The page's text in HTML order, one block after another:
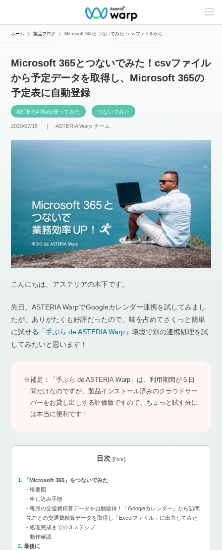
C
n
e
s
ホーム 製品ブログ Microsoft 365とつないでみた！csvファイルから...
Microsoft 365とつないでみた！csvファイル
から予定データを取得し、Microsoft 365の
予定表に自動登録
ASTERIA Warp使ってみた つないでみた
2020/07/15 ｜ASTERIA Warp チーム
こんにちは、アステリアの木下です。
先日、ASTERIA WarpでGoogleカレンダー連携を試してみまし
たが、ありがたくも好評だったので、味を占めてさくっと簡単
に試せる「手ぶら de ASTERIA Warp 」環境で別の連携処理を試
してみたいと思います！
※補足：「手ぶら de ASTERIA Warp」は、利用期間が５日
間だけなのですが、製品インストール済みのクラウドサー
バーをお貸し出しする評価版ですので、ちょっと試す分に
は本当に便利です！
目次 [hide]
「Microsoft 365」をつないでみた
概要図
申し込み手順
毎月の交通費精算データを自動取得！「Googleカレンダー」から訪問
先ごとの交通費精算データを取得し「Excelファイル」に出力してみた
処理完成までの３ステップ
動作確認
最後に